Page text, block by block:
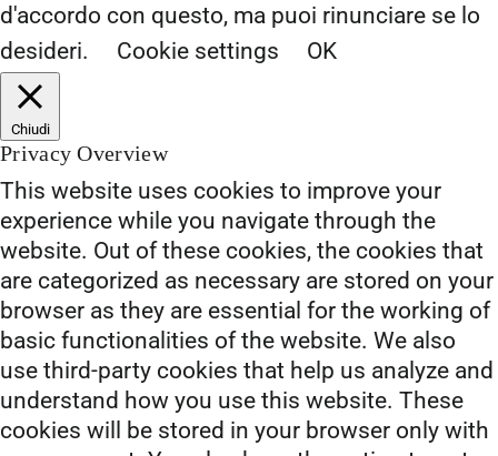
d'accordo con questo, ma puoi rinunciare se lo
desideri.
Cookie settings OK
Chiudi
Privacy Overview
This website uses cookies to improve your
experience while you navigate through the
website. Out of these cookies, the cookies that
are categorized as necessary are stored on your
browser as they are essential for the working of
basic functionalities of the website. We also
use third-party cookies that help us analyze and
understand how you use this website. These
cookies will be stored in your browser only with